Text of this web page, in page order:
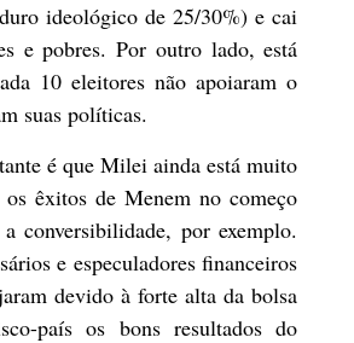
ideológico de 25/30%) e cai
e pobres. Por outro lado, está
10 eleitores não apoiaram o
suas políticas.
é que Milei ainda está muito
êxitos de Menem no começo
conversibilidade, por exemplo.
e especuladores financeiros
devido à forte alta da bolsa
país os bons resultados do